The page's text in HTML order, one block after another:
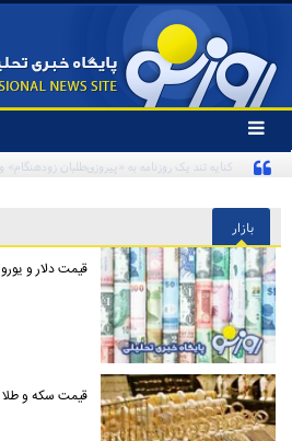
تغییر
وضعیت
منوی
ها
بازار
قیمت دلار و یورو امروز
قیمت سکه و طلا امروز پنجشنبه ۱۵ مرداد ۱۴۰۵